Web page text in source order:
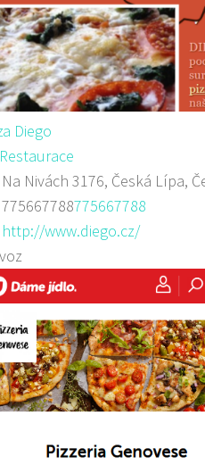
Diego
Na Nivách 3176, Česká Lípa,
775667788775667788
http://www.diego.cz/